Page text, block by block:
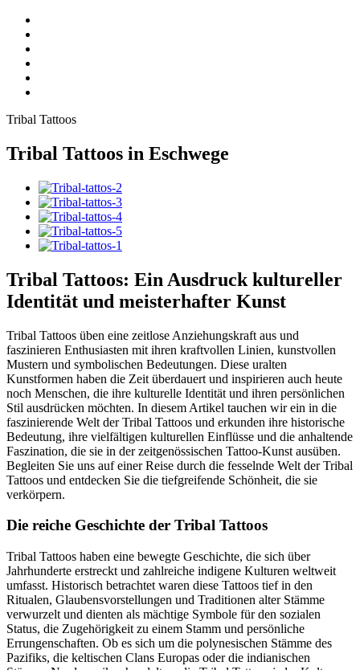
Tribal Tattoos
Tribal Tattoos in Eschwege
Tribal Tattoos: Ein Ausdruck kultureller
Identität und meisterhafter Kunst
Tribal Tattoos üben eine zeitlose Anziehungskraft aus und
faszinieren Enthusiasten mit ihren kraftvollen Linien, kunstvollen
Mustern und symbolischen Bedeutungen. Diese uralten
Kunstformen haben die Zeit überdauert und inspirieren auch heute
noch Menschen, die ihre kulturelle Identität und ihren persönlichen
Stil ausdrücken möchten. In diesem Artikel tauchen wir ein in die
faszinierende Welt der Tribal Tattoos und erkunden ihre historische
Bedeutung, ihre vielfältigen kulturellen Einflüsse und die anhaltende
Faszination, die sie in der zeitgenössischen Tattoo-Kunst ausüben.
Begleiten Sie uns auf einer Reise durch die fesselnde Welt der Tribal
Tattoos und entdecken Sie die tiefgreifende Schönheit, die sie
verkörpern.
Die reiche Geschichte der Tribal Tattoos
Tribal Tattoos haben eine bewegte Geschichte, die sich über
Jahrhunderte erstreckt und zahlreiche indigene Kulturen weltweit
umfasst. Historisch betrachtet waren diese Tattoos tief in den
Ritualen, Glaubensvorstellungen und Traditionen alter Stämme
verwurzelt und dienten als mächtige Symbole für den sozialen
Status, die Zugehörigkeit zu einem Stamm und persönliche
Errungenschaften. Ob es sich um die polynesischen Stämme des
Pazifiks, die keltischen Clans Europas oder die indianischen